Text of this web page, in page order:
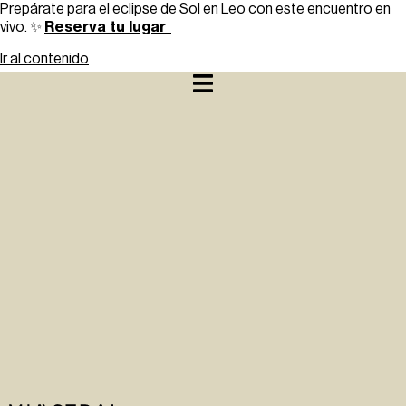
Prepárate para el eclipse de Sol en Leo con este encuentro en
vivo. ✨ Reserva tu lugar
Ir al contenido